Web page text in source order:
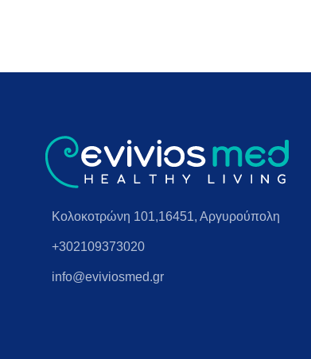
Κολοκοτρώνη 101,16451, Αργυρούπολη
+302109373020
info@eviviosmed.gr